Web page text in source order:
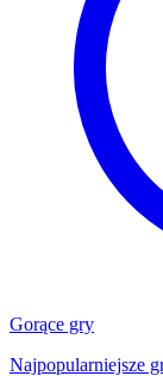
Gorące gry
Najpopularniejsze